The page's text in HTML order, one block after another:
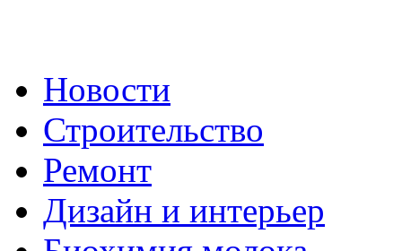
Новости
Строительство
Ремонт
Дизайн и интерьер